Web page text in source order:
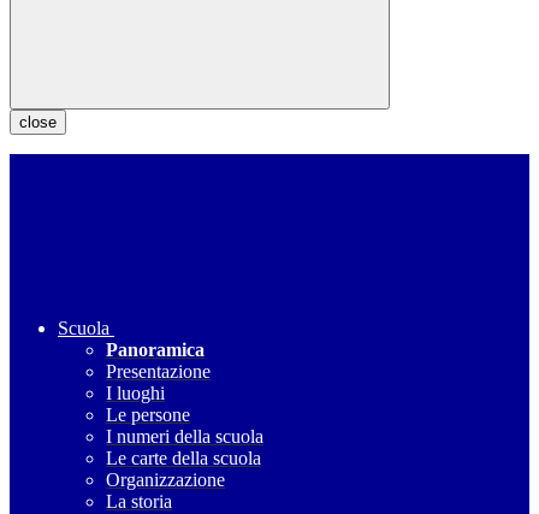
close
Scuola
Panoramica
Presentazione
I luoghi
Le persone
I numeri della scuola
Le carte della scuola
Organizzazione
La storia